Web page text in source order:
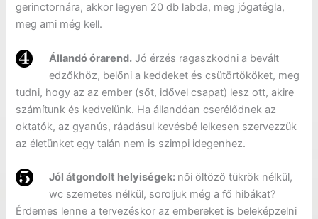
gerinctornára, akkor legyen 20 db labda, meg jógatégla,
meg ami még kell.
Állandó órarend. Jó érzés ragaszkodni a bevált
edzőkhöz, belőni a keddeket és csütörtököket, meg
tudni, hogy az az ember (sőt, idővel csapat) lesz ott, akire
számítunk és kedvelünk. Ha állandóan cserélődnek az
oktatók, az gyanús, ráadásul kevésbé lelkesen szervezzük
az életünket egy talán nem is szimpi idegenhez.
Jól átgondolt helyiségek: női öltöző tükrök nélkül,
wc szemetes nélkül, soroljuk még a fő hibákat?
Érdemes lenne a tervezéskor az embereket is beleképzelni